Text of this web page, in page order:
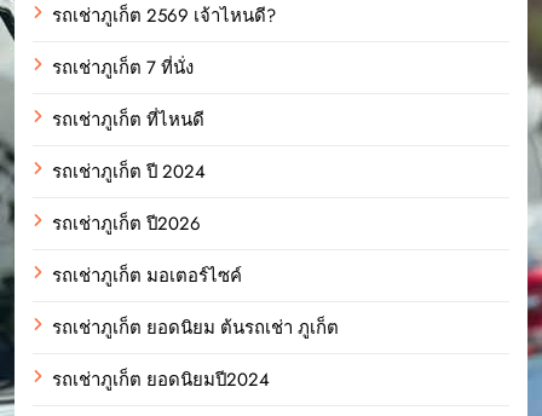
รถเช่าภูเก็ต 2569 เจ้าไหนดี?
รถเช่าภูเก็ต 7 ที่นั่ง
รถเช่าภูเก็ต ที่ไหนดี
รถเช่าภูเก็ต ปี 2024
รถเช่าภูเก็ต ปี2026
รถเช่าภูเก็ต มอเตอร์ไซค์
รถเช่าภูเก็ต ยอดนิยม ต้นรถเช่า ภูเก็ต
รถเช่าภูเก็ต ยอดนิยมปี2024